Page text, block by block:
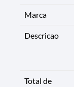
Marca
Descricao
Total de